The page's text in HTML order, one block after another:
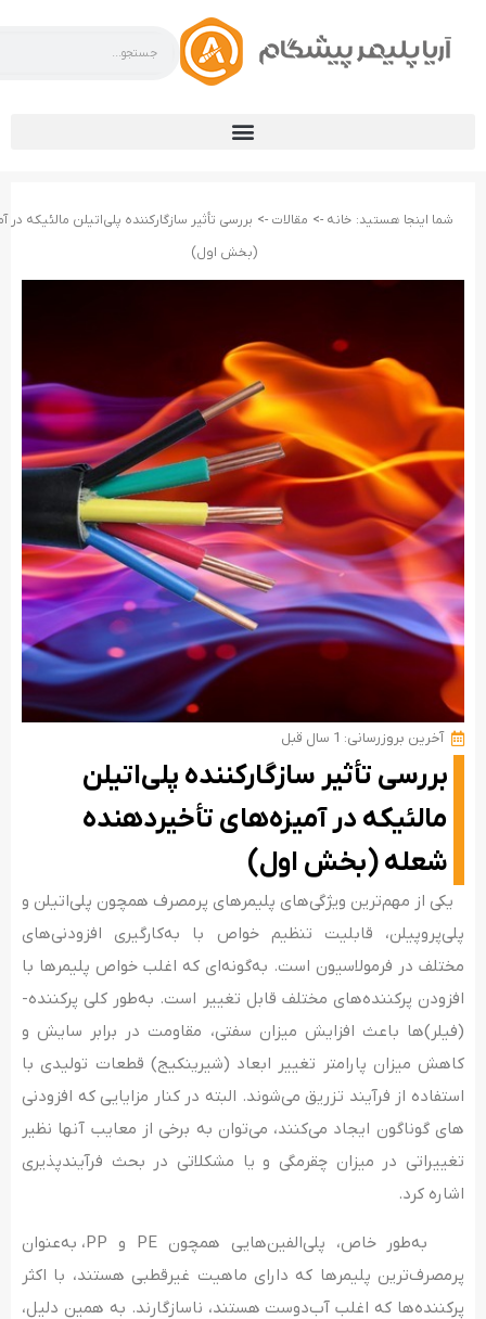
شما اینجا هستید: خانه -> مقالات -> بررسی تأثیر سازگارکننده پلی‌اتیلن مالئیکه
(بخش اول)
آخرین بروزرسانی: 1 سال قبل
بررسی تأثیر سازگارکننده پلی‌اتیلن
مالئیکه در آمیزه‌های تأخیردهنده
شعله (بخش اول)
یکی از مهم‌ترین ویژگی‌های پلیمرهای پرمصرف همچون پلی‌اتیلن و
پلی‌پروپیلن، قابلیت تنظیم خواص با به‌کارگیری افزودنی‌های
مختلف در فرمولاسیون است. به‌گونه‌ای که اغلب خواص پلیمرها با
افزودن پرکننده‌های مختلف قابل تغییر است. به‌طور کلی پرکننده­
(فیلر)ها باعث افزایش میزان سفتی، مقاومت در برابر سایش و
کاهش میزان پارامتر تغییر ابعاد (شیرینکیج) قطعات تولیدی با
استفاده از فرآیند تزریق می­‌شوند. البته در کنار مزایایی که افزودنی­‌
های گوناگون ایجاد می­‌کنند، می‌­توان به برخی از معایب آن­ها نظیر
تغییراتی در میزان چقرمگی و یا مشکلاتی در بحث فرآیندپذیری
اشاره کرد.
به‌طور خاص، پلی‌الفین­‌هایی همچون PE و PP، به‌عنوان
پرمصرف‌ترین پلیمرها که دارای ماهیت غیرقطبی هستند، با اکثر
پرکننده­‌ها که اغلب آب‎‌دوست هستند، ناسازگارند. به همین دلیل،